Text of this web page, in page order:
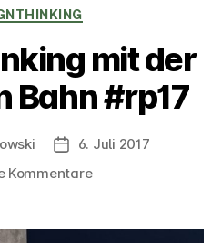
Kategorien
mit der
Bahn #rp17
Veröffentlichungsdatum
6. Juli 2017
Kommentarezu
mit